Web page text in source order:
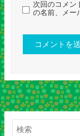
次回のコメン
の名前、メー